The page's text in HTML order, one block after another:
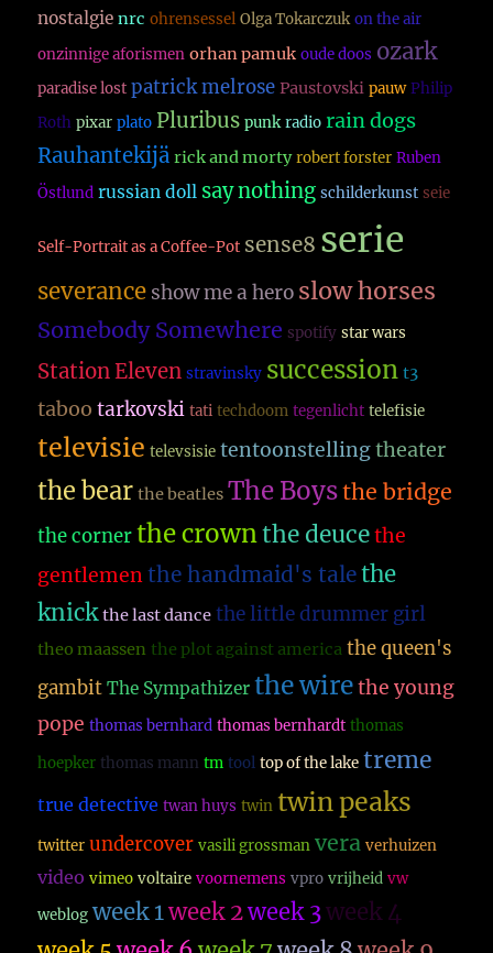
nostalgie nrc ohrensessel Olga Tokarczuk on the air
onzinnige aforismen orhan pamuk oude doos ozark
paradise lost patrick melrose Paustovski pauw Philip
Roth pixar plato Pluribus punk radio rain dogs
Rauhantekijä rick and morty robert forster Ruben
Östlund russian doll say nothing schilderkunst seie
Self-Portrait as a Coffee-Pot sense8 serie
severance show me a hero slow horses
Somebody Somewhere spotify star wars
Station Eleven stravinsky succession t3
taboo tarkovski tati techdoom tegenlicht telefisie
televisie televsisie tentoonstelling theater
the bear the beatles The Boysthe bridge
the corner the crownthe deuce the
gentlemen the handmaid's talethe
knick the last dance the little drummer girl
theo maassen the plot against america the queen's
gambit The Sympathizer the wire the young
pope thomas bernhard thomas bernhardt thomas
hoepker thomas mann tm tool top of the lake treme
true detective twan huys twin twin peaks
twitter undercover vasili grossman vera verhuizen
video vimeo voltaire voornemens vpro vrijheid vw
weblog week 1week 2week 3week 4